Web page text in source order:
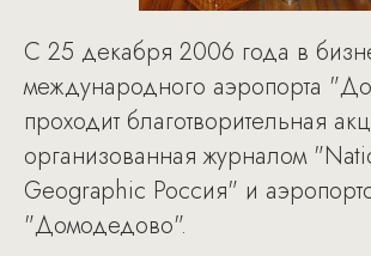
С 25 декабря 2006 года в
международного аэропорта
проходит благотворительная
организованная журналом
Geographic Россия" и
"Домодедово".